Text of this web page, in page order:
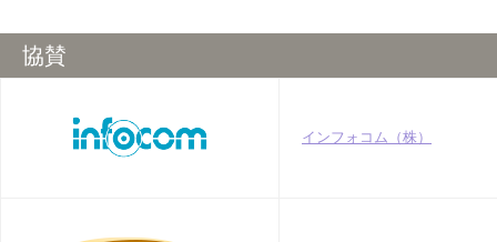
協賛
インフォコム（株）